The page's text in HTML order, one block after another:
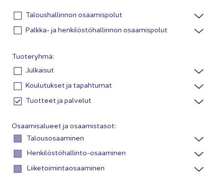
Taloushallinnon osaamispolut
Palkka- ja henkilöstöhallinnon osaamispolut
Tuoteryhmä:
Julkaisut
Koulutukset ja tapahtumat
Tuotteet ja palvelut
Osaamisalueet ja osaamistasot:
Talousosaaminen
Henkilöstöhallinto-osaaminen
Liiketoiminta­osaaminen